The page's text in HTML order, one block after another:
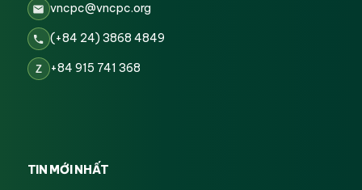
vncpc@vncpc.org
(+84 24) 3868 4849
Z +84 915 741 368
TIN MỚI NHẤT